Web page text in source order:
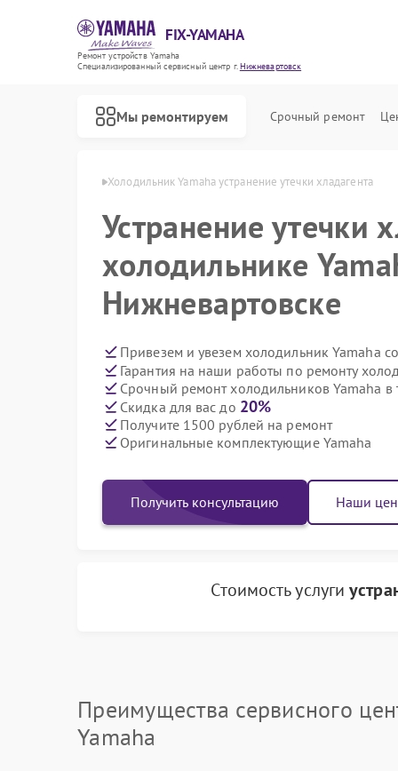
FIX-YAMAHA
Ремонт устройств Yamaha
Специализированный cервисный центр г.Нижневартовск
Мы ремонтируем Срочный ремонт
в Нижневартовске Холодильник Yamaha устранение утечки хладагента
Устранение утечки
холодильнике
Нижневартовске
Привезем и увезем холодильник Yamaha
Гарантия на наши работы по ремонту
Срочный ремонт холодильников Yamaha в
Скидка для вас до 20%
Получите 1500 рублей на ремонт
Оригинальные комплектующие Yamaha
Получить консультацию Наши
Стоимость услуги
Преимущества сервисного
Yamaha